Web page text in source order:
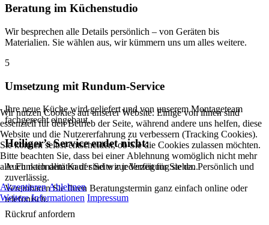
Beratung im Küchenstudio
Wir besprechen alle Details persönlich – von Geräten bis
Materialien. Sie wählen aus, wir kümmern uns um alles weitere.
5
Umsetzung mit Rundum-Service
Ihre neue Küche wird geliefert und von unserem Montageteam
fachgerecht eingebaut.
Heiliger’s Service endet nicht:
Auch nach dem Kauf sind wir jederzeit für Sie da. Persönlich und
zuverlässig.
Vereinbaren Sie Ihren Beratungstermin ganz einfach online oder
telefonisch.
Rückruf anfordern
Wir nutzen Cookies auf unserer Website. Einige von ihnen sind
essenziell für den Betrieb der Seite, während andere uns helfen, diese
Website und die Nutzererfahrung zu verbessern (Tracking Cookies).
Sie können selbst entscheiden, ob Sie die Cookies zulassen möchten.
Bitte beachten Sie, dass bei einer Ablehnung womöglich nicht mehr
alle Funktionalitäten der Seite zur Verfügung stehen.
Akzeptieren Ablehnen
Weitere Informationen Impressum